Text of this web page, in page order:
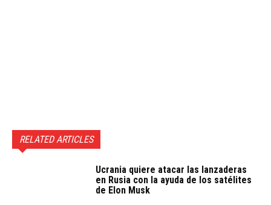
RELATED ARTICLES
Ucrania quiere atacar las lanzaderas
en Rusia con la ayuda de los satélites
de Elon Musk